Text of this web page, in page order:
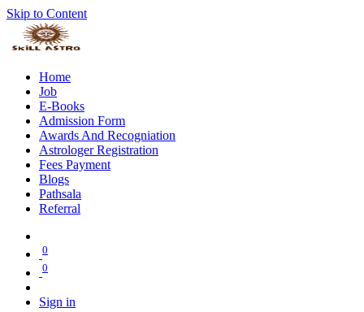
Skip to Content
Home
Job
E-Books
Admission Form
Awards And Recogniation
Astrologer Registration
Fees Payment
Blogs
Pathsala
Referral
0
0
Sign in